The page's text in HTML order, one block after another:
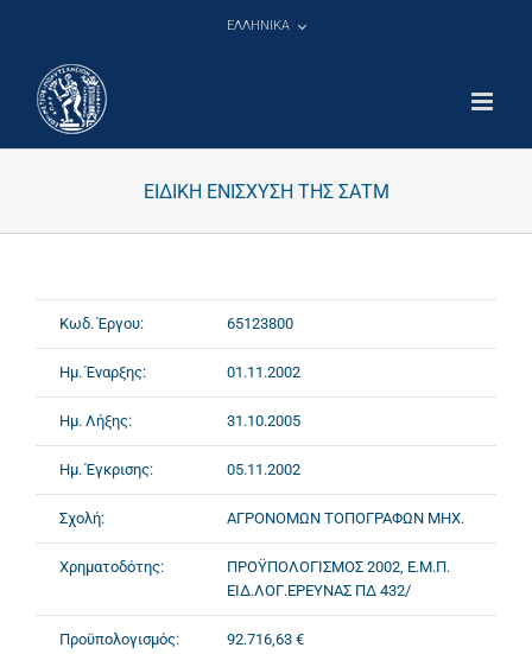
ΕΛΛΗΝΙΚΑ
ΕΙΔΙΚΗ ΕΝΙΣΧΥΣΗ ΤΗΣ ΣΑΤΜ
Κωδ. Έργου: 65123800
Ημ. Έναρξης: 01.11.2002
Ημ. Λήξης: 31.10.2005
Ημ. Έγκρισης: 05.11.2002
Σχολή: ΑΓΡΟΝΟΜΩΝ ΤΟΠΟΓΡΑΦΩΝ ΜΗΧ.
Χρηματοδότης:
ΠΡΟΫΠΟΛΟΓΙΣΜΟΣ 2002, Ε.Μ.Π.
ΕΙΔ.ΛΟΓ.ΕΡΕΥΝΑΣ ΠΔ 432/
Προϋπολογισμός: 92.716,63 €